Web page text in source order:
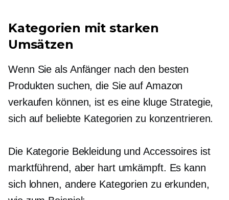
Kategorien mit starken
Umsätzen
Wenn Sie als Anfänger nach den besten
Produkten suchen, die Sie auf Amazon
verkaufen können, ist es eine kluge Strategie,
sich auf beliebte Kategorien zu konzentrieren.
Die Kategorie Bekleidung und Accessoires ist
marktführend, aber hart umkämpft. Es kann
sich lohnen, andere Kategorien zu erkunden,